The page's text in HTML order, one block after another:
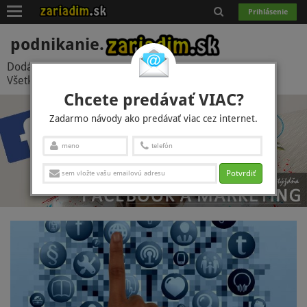
Prihlásenie
Toggle
navigation
podnikanie.
Dodávatelia(566) Referencie(1829) Zákazky(105)
Všetky témy
Chcete predávať VIAC?
Zadarmo návody ako predávať viac cez internet.
Potvrdiť